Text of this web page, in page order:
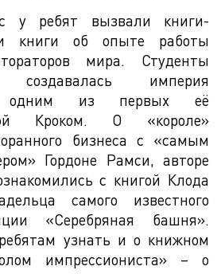
у ребят вызвали книги-
и книги об опыте работы
мира. Студенты
империя
одним из первых её
Кроком. О «короле»
бизнеса с «самым
Гордоне Рамси, авторе
с книгой Клода
самого известного
«Серебряная башня».
узнать и о книжном
импрессиониста» – о